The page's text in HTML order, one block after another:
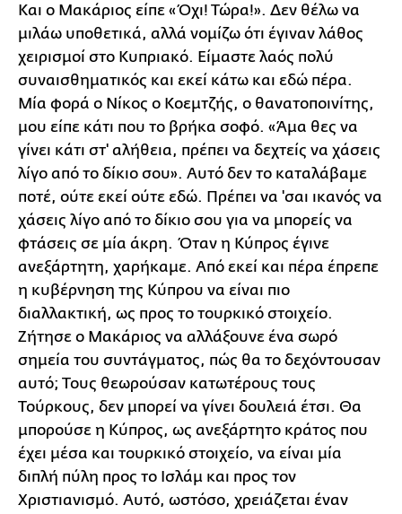
Και ο Μακάριος είπε «Όχι! Τώρα!». Δεν θέλω να
μιλάω υποθετικά, αλλά νομίζω ότι έγιναν λάθος
χειρισμοί στο Κυπριακό. Είμαστε λαός πολύ
συναισθηματικός και εκεί κάτω και εδώ πέρα.
Μία φορά ο Νίκος ο Κοεμτζής, ο θανατοποινίτης,
μου είπε κάτι που το βρήκα σοφό. «Άμα θες να
γίνει κάτι στ' αλήθεια, πρέπει να δεχτείς να χάσεις
λίγο από το δίκιο σου». Αυτό δεν το καταλάβαμε
ποτέ, ούτε εκεί ούτε εδώ. Πρέπει να 'σαι ικανός να
χάσεις λίγο από το δίκιο σου για να μπορείς να
φτάσεις σε μία άκρη. Όταν η Κύπρος έγινε
ανεξάρτητη, χαρήκαμε. Από εκεί και πέρα έπρεπε
η κυβέρνηση της Κύπρου να είναι πιο
διαλλακτική, ως προς το τουρκικό στοιχείο.
Ζήτησε ο Μακάριος να αλλάξουνε ένα σωρό
σημεία του συντάγματος, πώς θα το δεχόντουσαν
αυτό; Τους θεωρούσαν κατωτέρους τους
Τούρκους, δεν μπορεί να γίνει δουλειά έτσι. Θα
μπορούσε η Κύπρος, ως ανεξάρτητο κράτος που
έχει μέσα και τουρκικό στοιχείο, να είναι μία
διπλή πύλη προς το Ισλάμ και προς τον
Χριστιανισμό. Αυτό, ωστόσο, χρειάζεται έναν